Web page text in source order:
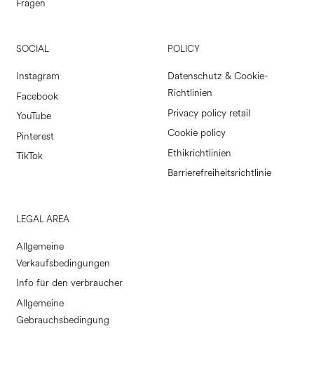
Fragen
SOCIAL
Instagram
Facebook
YouTube
Pinterest
TikTok
POLICY
Datenschutz & Cookie-
Richtlinien
Privacy policy retail
Cookie policy
Ethikrichtlinien
Barrierefreiheitsrichtlinie
LEGAL AREA
Allgemeine
Verkaufsbedingungen
Info für den verbraucher
Allgemeine
Gebrauchsbedingung